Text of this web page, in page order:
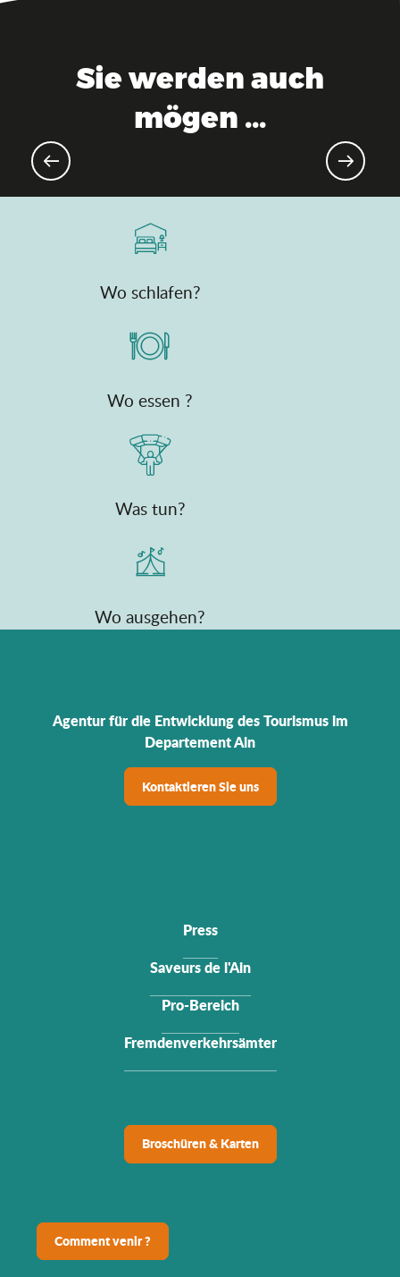
Sie werden auch
mögen ...
Wo schlafen?
Wo essen ?
Was tun?
Wo ausgehen?
Agentur für die Entwicklung des Tourismus im
Departement Ain
Kontaktieren Sie uns
Press
Saveurs de l'Ain
Pro-Bereich
Fremdenverkehrsämter
Broschüren & Karten
Comment venir ?